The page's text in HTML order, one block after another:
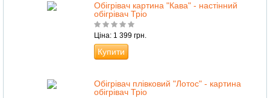
Обігрівач картина "Кава" - настінний
обігрівач Тріо
Ціна: 1 399 грн.
Купити
Обігрівач плівковий "Лотос" - картина
обігрівач Тріо